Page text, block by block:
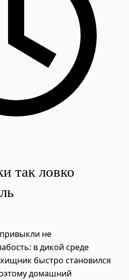
так ловко
не
в дикой среде
быстро становился
домашний